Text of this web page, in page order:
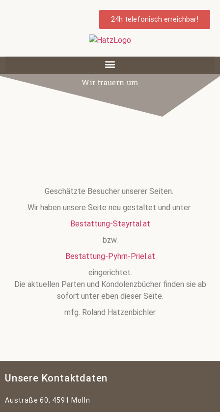
24h telefonisch erreichbar!
Wir trauern um
Geschätzte Besucher unserer Seiten.
Wir haben unsere Seite neu gestaltet und unter
Bestattung-Steyrtal.at
bzw.
Bestattung-Pyhrn-Priel.at
eingerichtet.
Die aktuellen Parten und Kondolenzbücher finden sie ab
sofort unter eben dieser Seite.
mfg. Roland Hatzenbichler
Unsere Kontaktdaten
Austraße 60, 4591 Molln